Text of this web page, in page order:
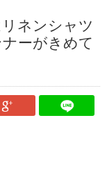
ネンシャツ
ーがきめて
はてなブックマーク
Google